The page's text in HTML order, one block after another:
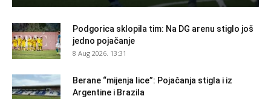
Podgorica sklopila tim: Na DG arenu stiglo još
jedno pojačanje
8 Aug 2026. 13:31
Berane “mijenja lice”: Pojačanja stigla i iz
Argentine i Brazila